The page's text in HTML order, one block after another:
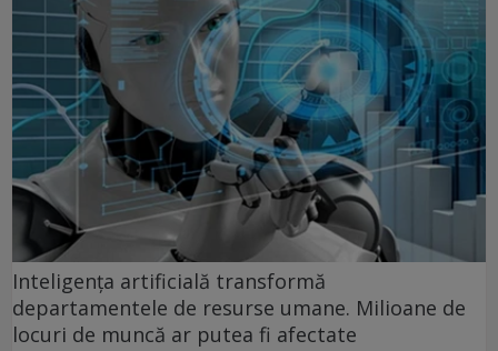
Inteligența artificială transformă
departamentele de resurse umane. Milioane de
locuri de muncă ar putea fi afectate